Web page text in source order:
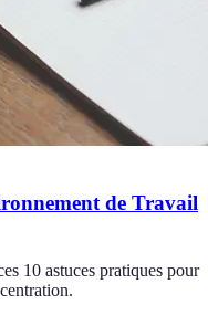
de Travail
10 astuces pratiques pour